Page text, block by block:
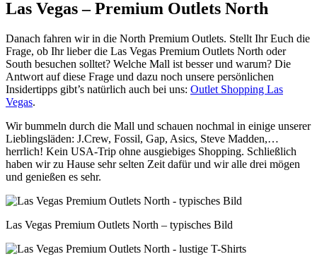
Las Vegas – Premium Outlets North
Danach fahren wir in die North Premium Outlets. Stellt Ihr Euch die
Frage, ob Ihr lieber die Las Vegas Premium Outlets North oder
South besuchen solltet? Welche Mall ist besser und warum? Die
Antwort auf diese Frage und dazu noch unsere persönlichen
Insidertipps gibt’s natürlich auch bei uns: Outlet Shopping Las
Vegas.
Wir bummeln durch die Mall und schauen nochmal in einige unserer
Lieblingsläden: J.Crew, Fossil, Gap, Asics, Steve Madden,…
herrlich! Kein USA-Trip ohne ausgiebiges Shopping. Schließlich
haben wir zu Hause sehr selten Zeit dafür und wir alle drei mögen
und genießen es sehr.
Las Vegas Premium Outlets North – typisches Bild